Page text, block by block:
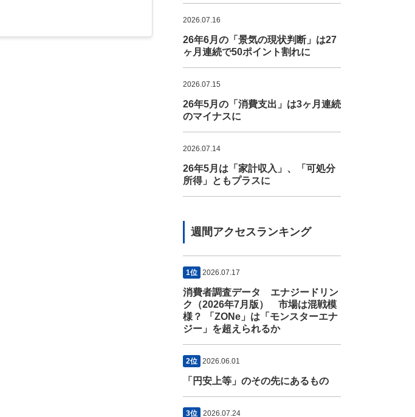
2026.07.16
26年6月の「景気の現状判断」は27
ヶ月連続で50ポイント割れに
2026.07.15
26年5月の「消費支出」は3ヶ月連続
のマイナスに
2026.07.14
26年5月は「家計収入」、「可処分
所得」ともプラスに
週間アクセスランキング
1位 2026.07.17
消費者調査データ エナジードリン
ク（2026年7月版） 市場は混戦模
様？ 「ZONe」は「モンスターエナ
ジー」を超えられるか
2位 2026.06.01
「円安上等」のその先にあるもの
3位 2026.07.24